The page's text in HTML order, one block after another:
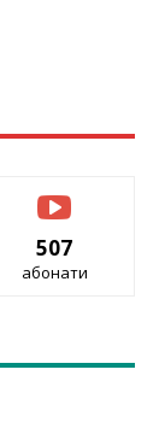
507
абонати